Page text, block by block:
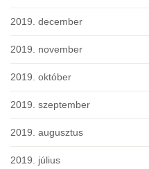
2019. december
2019. november
2019. október
2019. szeptember
2019. augusztus
2019. július